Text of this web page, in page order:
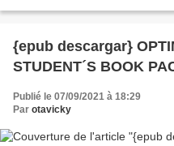
2016...
{epub descargar}
STUDENT´S BOOK
Publié le 07/09/2021 à 18:29
Par otavicky